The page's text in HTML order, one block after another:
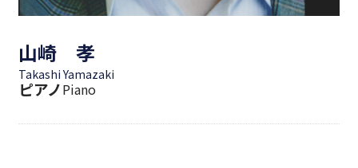
山崎 孝
Takashi Yamazaki
ピアノPiano